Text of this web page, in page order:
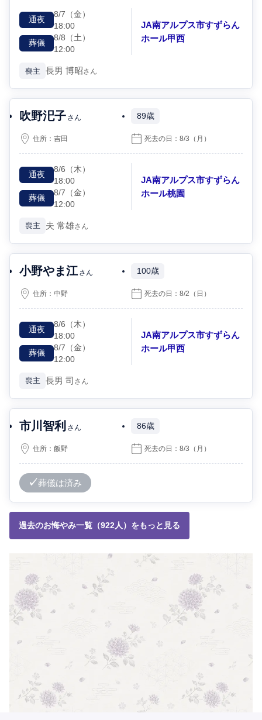
通夜
8/7 （金）
18:00
葬儀
8/8 （土）
12:00
JA南アルプス市すずらん
ホール甲西
喪主 長男 博昭さん
吹野汜子 さん 89歳
住所：吉田 死去の日：8/3 （月）
通夜
8/6 （木）
18:00
葬儀
8/7 （金）
12:00
JA南アルプス市すずらん
ホール桃園
喪主 夫 常雄さん
小野やま江 さん 100歳
住所：中野 死去の日：8/2 （日）
通夜
8/6 （木）
18:00
葬儀
8/7 （金）
12:00
JA南アルプス市すずらん
ホール甲西
喪主 長男 司 さん
市川智利 さん 86歳
住所：飯野 死去の日：8/3 （月）
葬儀は済み
過去のお悔やみ一覧（922人）をもっと見る